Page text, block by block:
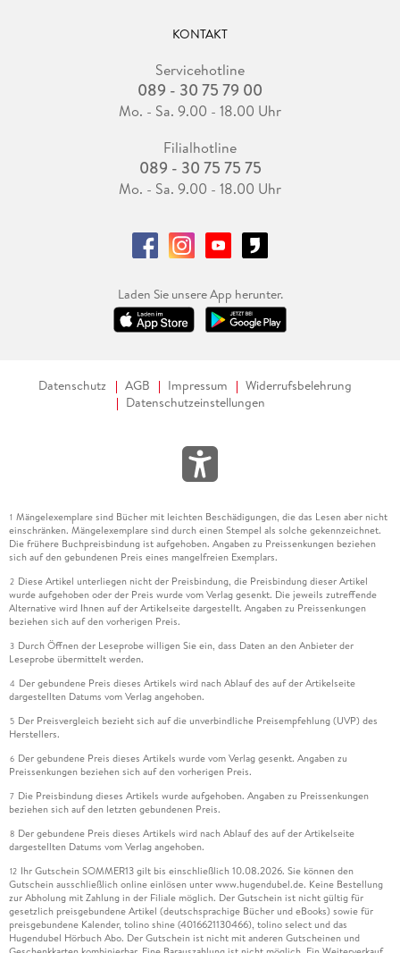
KONTAKT
Servicehotline
089 - 30 75 79 00
Mo. - Sa. 9.00 - 18.00 Uhr
Filialhotline
089 - 30 75 75 75
Mo. - Sa. 9.00 - 18.00 Uhr
Laden Sie unsere App herunter.
Datenschutz AGB Impressum
Widerrufsbelehrung
Datenschutzeinstellungen
1 Mängelexemplare sind Bücher mit leichten Beschädigungen, die das Lesen aber nicht
einschränken. Mängelexemplare sind durch einen Stempel als solche gekennzeichnet.
Die frühere Buchpreisbindung ist aufgehoben. Angaben zu Preissenkungen beziehen
sich auf den gebundenen Preis eines mangelfreien Exemplars.
2 Diese Artikel unterliegen nicht der Preisbindung, die Preisbindung dieser Artikel
wurde aufgehoben oder der Preis wurde vom Verlag gesenkt. Die jeweils zutreffende
Alternative wird Ihnen auf der Artikelseite dargestellt. Angaben zu Preissenkungen
beziehen sich auf den vorherigen Preis.
3 Durch Öffnen der Leseprobe willigen Sie ein, dass Daten an den Anbieter der
Leseprobe übermittelt werden.
4 Der gebundene Preis dieses Artikels wird nach Ablauf des auf der Artikelseite
dargestellten Datums vom Verlag angehoben.
5 Der Preisvergleich bezieht sich auf die unverbindliche Preisempfehlung (UVP) des
Herstellers.
6 Der gebundene Preis dieses Artikels wurde vom Verlag gesenkt. Angaben zu
Preissenkungen beziehen sich auf den vorherigen Preis.
7 Die Preisbindung dieses Artikels wurde aufgehoben. Angaben zu Preissenkungen
beziehen sich auf den letzten gebundenen Preis.
8 Der gebundene Preis dieses Artikels wird nach Ablauf des auf der Artikelseite
dargestellten Datums vom Verlag angehoben.
12 Ihr Gutschein SOMMER13 gilt bis einschließlich 10.08.2026. Sie können den
Gutschein ausschließlich online einlösen unter www.hugendubel.de. Keine Bestellung
zur Abholung mit Zahlung in der Filiale möglich. Der Gutschein ist nicht gültig für
gesetzlich preisgebundene Artikel (deutschsprachige Bücher und eBooks) sowie für
preisgebundene Kalender, tolino shine (4016621130466), tolino select und das
Hugendubel Hörbuch Abo. Der Gutschein ist nicht mit anderen Gutscheinen und